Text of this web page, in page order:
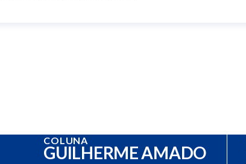
COLUNA
GUILHERME AMADO